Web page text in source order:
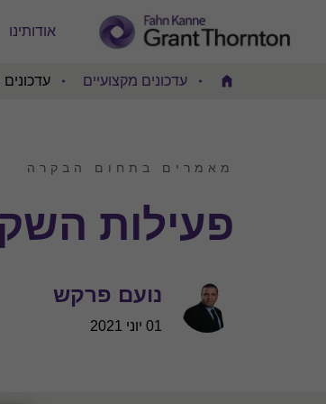
אודותינו
Home
עדכונים מקצועיים עדכונים
מאמרים בתחום הבקרה
פעילות
נועם פרקש
01 יוני 2021